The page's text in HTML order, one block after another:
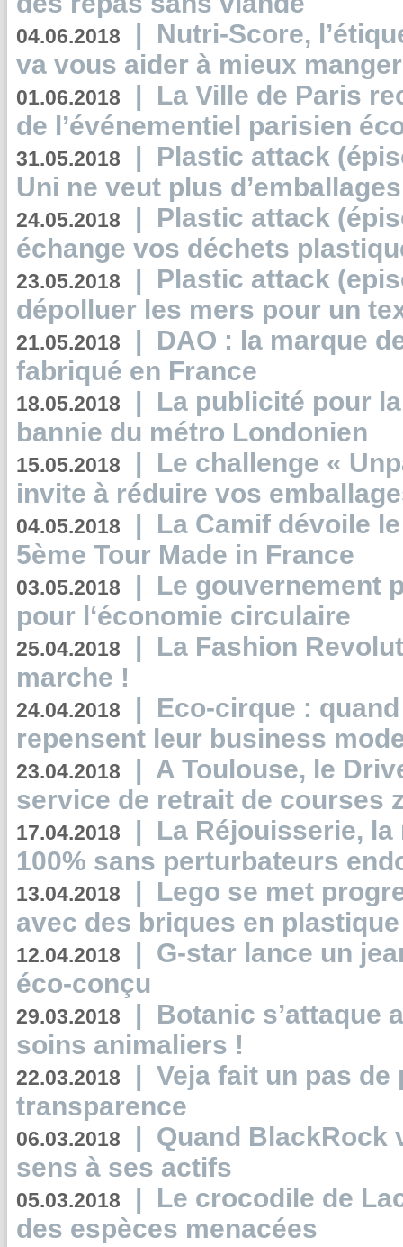
04.06.2018 | Nutri-Score,
va vous aider à mieux
01.06.2018 | La Ville de Paris
de l’événementiel parisien
31.05.2018 | Plastic attack
Uni ne veut plus
24.05.2018 | Plastic attack
échange vos déchets
23.05.2018 | Plastic attack
dépolluer les mers pour un
21.05.2018 | DAO : la marque
fabriqué en France
18.05.2018 | La publicité pour
bannie du métro Londonien
15.05.2018 | Le challenge «
invite à réduire vos
04.05.2018 | La Camif dévoile
5ème Tour Made in France
03.05.2018 | Le gouvernement
pour l‘économie circulaire
25.04.2018 | La Fashion
marche !
24.04.2018 | Eco-cirque :
repensent leur business
23.04.2018 | A Toulouse, le
service de retrait de courses
17.04.2018 | La Réjouisserie,
100% sans perturbateurs
13.04.2018 | Lego se met
avec des briques en
12.04.2018 | G-star lance un
éco-conçu
29.03.2018 | Botanic s’attaque
soins animaliers !
22.03.2018 | Veja fait un pas de
transparence
06.03.2018 | Quand BlackRock
sens à ses actifs
05.03.2018 | Le crocodile de
des espèces menacées